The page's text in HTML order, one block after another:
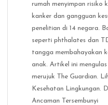
rumah menyimpan risiko
kanker dan gangguan
penelitian di 14 negara.
seperti phthalates dan
tangga membahayakan
anak. Artikel ini
merujuk The Guardian.
Kesehatan Lingkungan.
Ancaman Tersembunyi